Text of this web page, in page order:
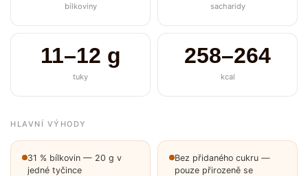
bílkoviny sacharidy
11–12 g
tuky
258–264
kcal
HLAVNÍ VÝHODY
31 % bílkovin — 20 g v
jedné tyčince
Bez přidaného cukru —
pouze přirozeně se